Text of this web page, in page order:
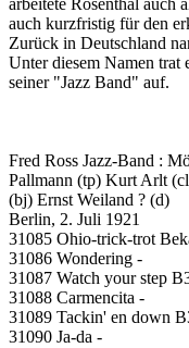
arbeitete Rosenthal auch
auch kurzfristig für den
Zurück in Deutschland
Unter diesem Namen
seiner "Jazz Band" auf.
Fred Ross Jazz-Band :
Pallmann (tp) Kurt Arlt
(bj) Ernst Weiland ? (d)
Berlin, 2. Juli 1921
31085 Ohio-trick-trot
31086 Wondering -
31087 Watch your step
31088 Carmencita -
31089 Tackin' en down
31090 Ja-da -